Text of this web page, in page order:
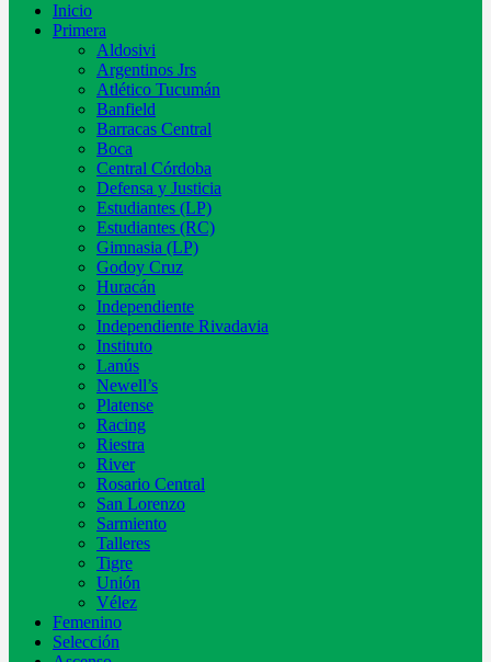
Inicio
Primera
Aldosivi
Argentinos Jrs
Atlético Tucumán
Banfield
Barracas Central
Boca
Central Córdoba
Defensa y Justicia
Estudiantes (LP)
Estudiantes (RC)
Gimnasia (LP)
Godoy Cruz
Huracán
Independiente
Independiente Rivadavia
Instituto
Lanús
Newell’s
Platense
Racing
Riestra
River
Rosario Central
San Lorenzo
Sarmiento
Talleres
Tigre
Unión
Vélez
Femenino
Selección